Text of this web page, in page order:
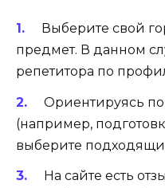
Выберите свой
предмет. В данном
репетитора по
Ориентируясь
(например,
выберите
На сайте есть